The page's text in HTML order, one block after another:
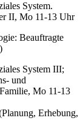
System.
II, Mo 11-13 Uhr
Beauftragte
System III;
und
Mo 11-13
Erhebung,